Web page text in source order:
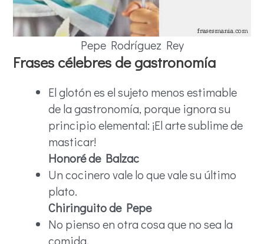
Pepe Rodríguez Rey
Frases célebres de gastronomía
El glotón es el sujeto menos estimable
de la gastronomía, porque ignora su
principio elemental: ¡El arte sublime de
masticar!
Honoré de Balzac
Un cocinero vale lo que vale su último
plato.
Chiringuito de Pepe
No pienso en otra cosa que no sea la
comida.